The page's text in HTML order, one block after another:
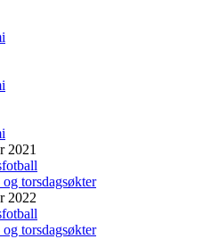
2021
torsdagsøkter
2022
torsdagsøkter